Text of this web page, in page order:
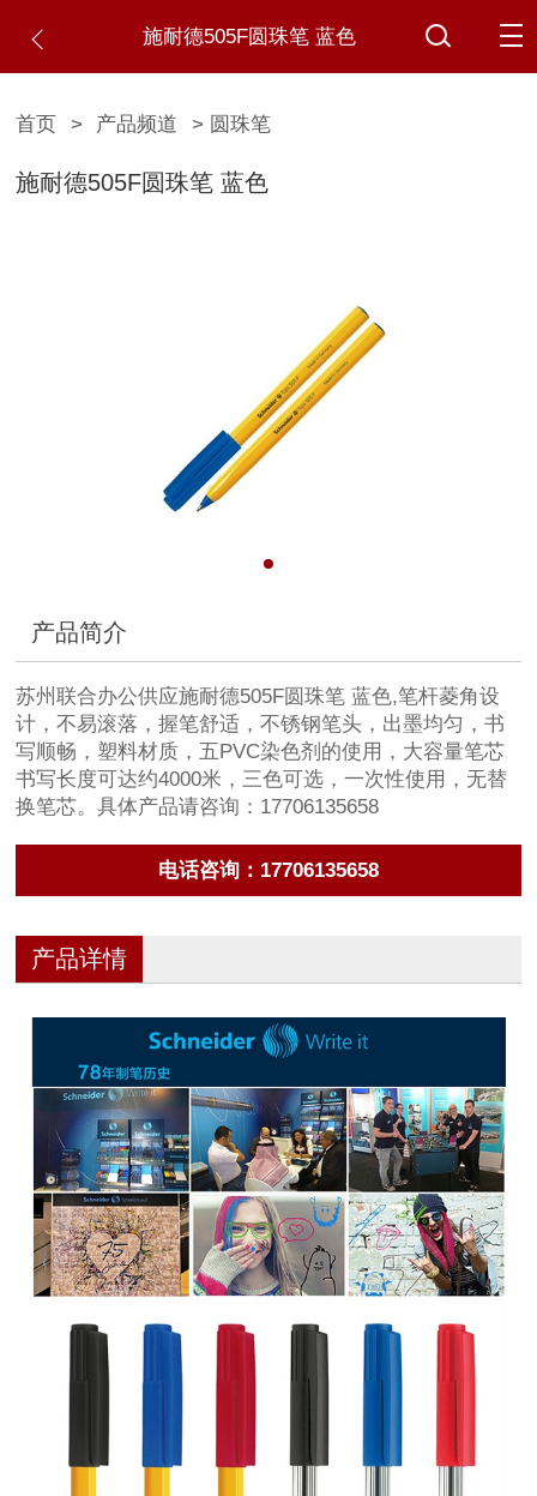
施耐德505F圆珠笔 蓝色
首页 > 产品频道 > 圆珠笔
施耐德505F圆珠笔 蓝色
产品简介
苏州联合办公供应施耐德505F圆珠笔 蓝色,笔杆菱角设
计，不易滚落，握笔舒适，不锈钢笔头，出墨均匀，书
写顺畅，塑料材质，五PVC染色剂的使用，大容量笔芯
书写长度可达约4000米，三色可选，一次性使用，无替
换笔芯。具体产品请咨询：17706135658
电话咨询：17706135658
产品详情